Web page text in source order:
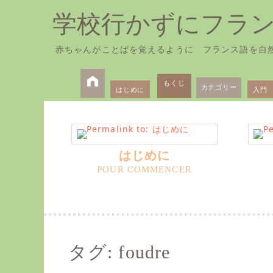
学校行かずにフラ
赤ちゃんがことばを覚えるように フランス語を
Primary
Menu
Skip
to
content
はじめに
もくじ カテゴリー 入門
はじめに
タグ: foudre